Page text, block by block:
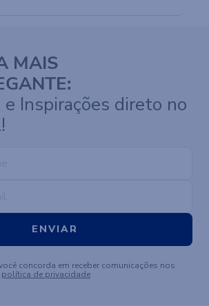
MAIS
e Inspirações direto no
ENVIAR
concorda em receber comunicações nos
política de privacidade